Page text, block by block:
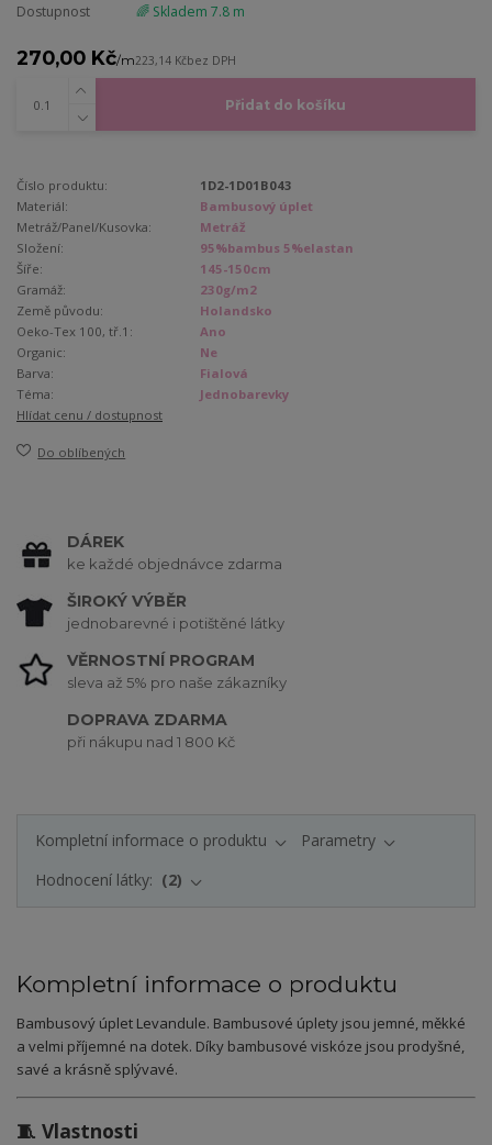
Dostupnost 🌈 Skladem 7.8 m
270,00 Kč/m223,14 Kčbez DPH
Přidat do košíku
Číslo produktu:
1D2-1D01B043
Materiál:
Bambusový úplet
Metráž/Panel/Kusovka:
Metráž
Složení:
95%bambus 5%elastan
Šíře:
145-150cm
Gramáž:
230g/m2
Země původu:
Holandsko
Oeko-Tex 100, tř.1:
Ano
Organic:
Ne
Barva:
Fialová
Téma:
Jednobarevky
Hlídat cenu / dostupnost
Do oblíbených
DÁREK
ke každé objednávce zdarma
ŠIROKÝ VÝBĚR
jednobarevné i potištěné látky
VĚRNOSTNÍ PROGRAM
sleva až 5% pro naše zákazníky
DOPRAVA ZDARMA
při nákupu nad 1 800 Kč
Kompletní informace o produktu
Parametry
Hodnocení látky:
2
Kompletní informace o produktu
Bambusový úplet Levandule. Bambusové úplety jsou jemné, měkké
a velmi příjemné na dotek. Díky bambusové viskóze jsou prodyšné,
savé a krásně splývavé.
🧵 Vlastnosti